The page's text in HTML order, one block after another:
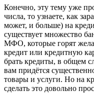
Конечно, эту тему уже
числа, то узнаете, как
может, и больше) на
существует множество
МФО, которые горят
кредит или кредитную
брать кредиты, в общем
вам придётся
товары и услуги. Но на
сделать это довольно